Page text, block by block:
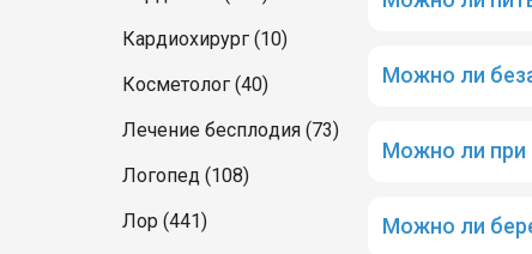
Кардиохирург (10)
Косметолог (40)
Лечение бесплодия (73)
Логопед (108)
Лор (441)
Можно ли
Можно ли при
Можно ли